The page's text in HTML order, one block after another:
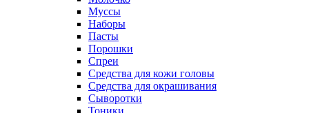
Муссы
Наборы
Пасты
Порошки
Спреи
Средства для кожи головы
Средства для окрашивания
Сыворотки
Тоники